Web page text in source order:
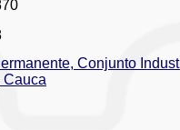
Conjunto
Cauca